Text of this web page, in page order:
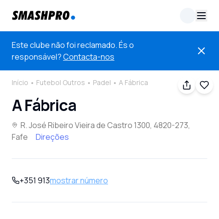
Este clube não foi reclamado. És o
responsável?Contacta-nos
Início Futebol Outros Padel A Fábrica
A Fábrica
R. José Ribeiro Vieira de Castro 1300, 4820-273,
Fafe
Direções
+351 913mostrar número